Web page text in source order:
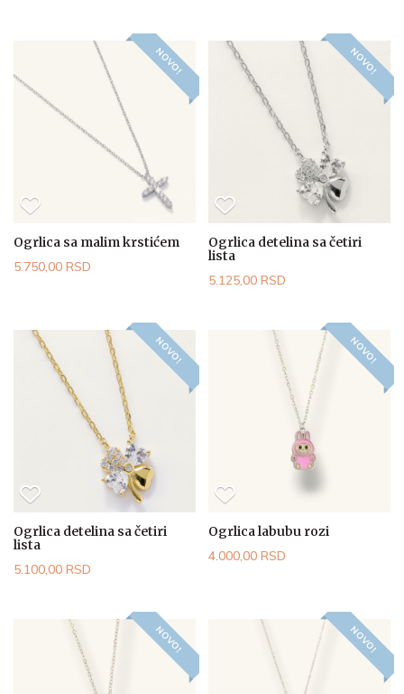
NOVO!
Ogrlica sa malim krstićem
5.750,00 RSD
NOVO!
Ogrlica detelina sa četiri
lista
5.125,00 RSD
NOVO!
Ogrlica detelina sa četiri
lista
5.100,00 RSD
NOVO!
Ogrlica labubu rozi
4.000,00 RSD
NOVO! NOVO!